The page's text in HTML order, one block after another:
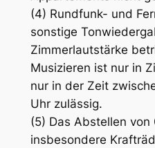
(4) Rundfunk- und
sonstige
Zimmerlautstärke
Musizieren ist nur in
nur in der Zeit
Uhr zulässig.
(5) Das Abstellen von
insbesondere